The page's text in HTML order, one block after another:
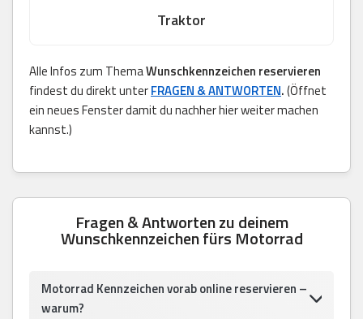
Traktor
Alle Infos zum ThemaWunschkennzeichen reservieren
findest du direkt unterFRAGEN & ANTWORTEN.(Öffnet
ein neues Fenster damit du nachher hier weiter machen
kannst.)
Fragen & Antworten zu deinem
Wunschkennzeichen fürs Motorrad
Motorrad Kennzeichen vorab online reservieren –
warum?